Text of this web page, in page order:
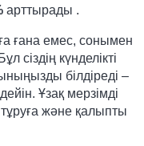
арттырады .
ғана емес, сонымен
сіздің күнделікті
білдіреді –
Ұзақ мерзімді
тұруға және қалыпты